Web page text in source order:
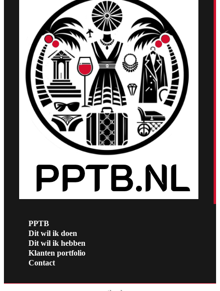
PPTB
Dit wil ik doen
Dit wil ik hebben
Klanten portfolio
Contact